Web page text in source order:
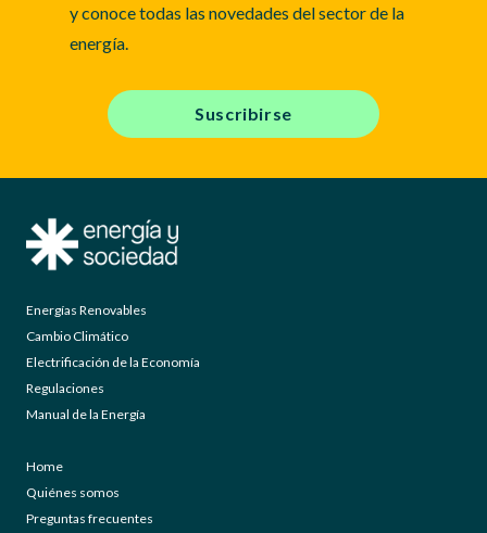
y conoce todas las novedades del sector de la
energía.
Suscribirse
Energías Renovables
Cambio Climático
Electrificación de la Economía
Regulaciones
Manual de la Energía
Home
Quiénes somos
Preguntas frecuentes